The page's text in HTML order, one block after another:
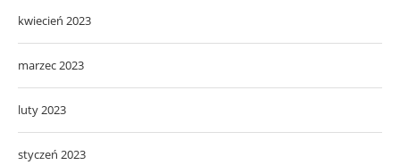
kwiecień 2023
marzec 2023
luty 2023
styczeń 2023